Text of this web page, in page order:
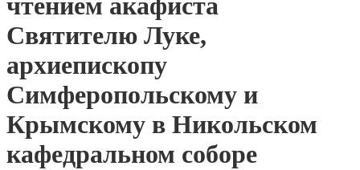
чтением акафиста
Святителю Луке,
архиепископу
Симферопольскому и
Крымскому в Никольском
кафедральном соборе